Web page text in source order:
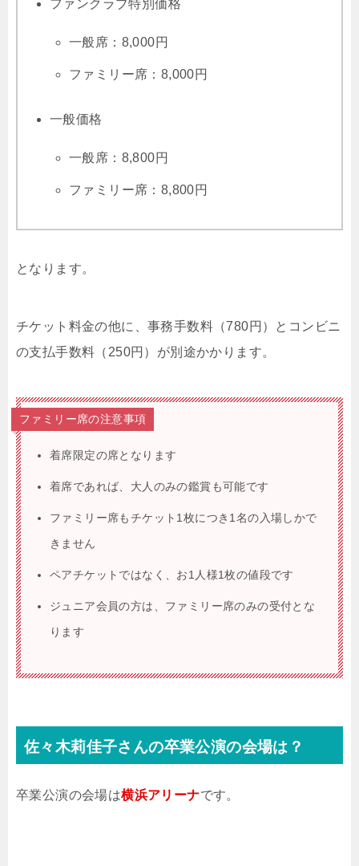
ファンクラブ特別価格
一般席：8,000円
ファミリー席：8,000円
一般価格
一般席：8,800円
ファミリー席：8,800円
となります。
チケット料金の他に、事務手数料（780円）とコンビニ
の支払手数料（250円）が別途かかります。
ファミリー席の注意事項
着席限定の席となります
着席であれば、大人のみの鑑賞も可能です
ファミリー席もチケット1枚につき1名の入場しかで
きません
ペアチケットではなく、お1人様1枚の値段です
ジュニア会員の方は、ファミリー席のみの受付とな
ります
佐々木莉佳子さんの卒業公演の会場は？
卒業公演の会場は横浜アリーナです。